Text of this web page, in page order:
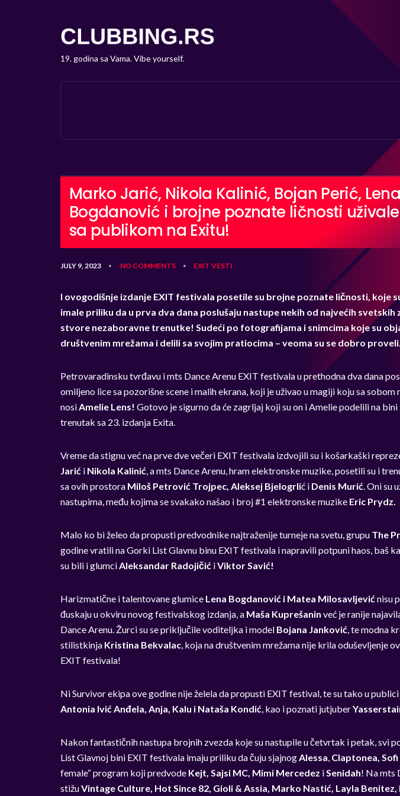
19. godina sa Vama. Vibe yourself.
Marko Jarić, Nikola Kalinić, Bojan Perić, Lena
Bogdanović i brojne poznate ličnosti uživale
sa publikom na Exitu!
JULY 9, 2023 • NO COMMENTS • EXIT VESTI
I ovogodišnje izdanje EXIT festivala posetile su brojne poznate ličnosti, koje
imale priliku da u prva dva dana poslušaju nastupe nekih od najvećih svetskih
stvore nezaboravne trenutke! Sudeći po fotografijama i snimcima koje su
društvenim mrežama i delili sa svojim pratiocima – veoma su se dobro proveli.
Petrovaradinsku tvrđavu i mts Dance Arenu EXIT festivala u prethodna dva dana
omiljeno lice sa pozorišne scene i malih ekrana, koji je uživao u magiji koju sa sobom
nosiAmelie Lens! Gotovo je sigurno da će zagrljaj koji su on i Amelie podelili na
trenutak sa 23. izdanja Exita.
Vreme da stignu već na prve dve večeri EXIT festivala izdvojili su i košarkaški
Jarić i Nikola Kalinić, a mts Dance Arenu, hram elektronske muzike, posetili su i
sa ovih prostora Miloš Petrović Trojpec, Aleksej Bjelogrlić i Denis Murić. Oni su
nastupima, među kojima se svakako našao i broj #1 elektronske muzike Eric Prydz.
Malo ko bi želeo da propusti predvodnike najtraženije turneje na svetu, grupu The
godine vratili na Gorki List Glavnu binu EXIT festivala i napravili potpuni haos, baš
su bili i glumciAleksandar Radojičić iViktor Savić!
Harizmatične i talentovane glumice Lena Bogdanović i Matea Milosavljevićnisu
đuskaju u okviru novog festivalskog izdanja, a Maša Kuprešanin već je ranije
Dance Arenu. Žurci su se priključile voditeljka i model Bojana Janković,te modna
stilistkinja Kristina Bekvalac, koja na društvenim mrežama nije krila oduševljenje
EXIT festivala!
Ni Survivor ekipa ove godine nije želela da propusti EXIT festival, te su tako u
Antonia Ivić Anđela, Anja, Kalu i Nataša Kondić, kao i poznati jutjuber
Nakon fantastičnih nastupa brojnih zvezda koje su nastupile u četvrtak i petak, svi
List Glavnoj bini EXIT festivala imaju priliku da čuju sjajnogAlessa, Claptonea,
female“ program koji predvode Kejt, Sajsi MC, Mimi Mercedez iSenidah! Na mts
stižuVintage Culture, Hot Since 82, Gioli & Assia, Marko Nastić, Layla Benitez,